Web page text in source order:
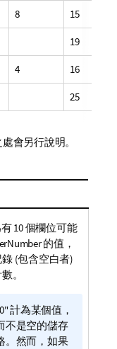
8 15
19
4 16
25
會另行說明。
10 個欄位可能
的值，
(包含空白者)
。
計為某個值，
不是空的儲存
。然而，如果